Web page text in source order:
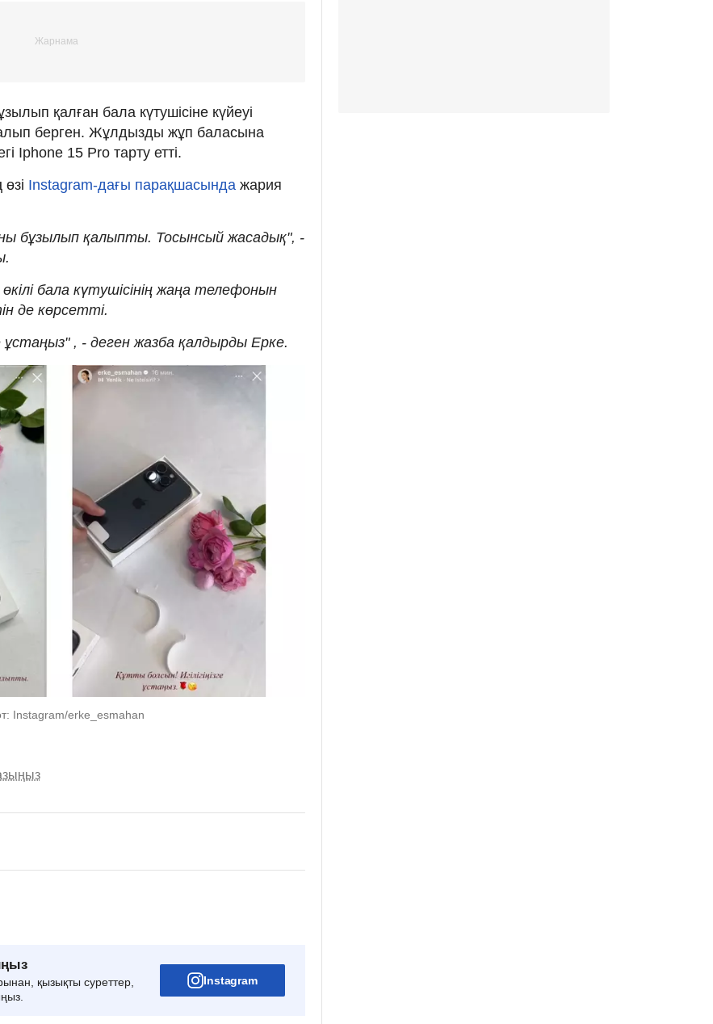
қалған бала күтушісіне күйеуі
берген. Жұлдызды жұп баласына
Iphone 15 Pro тарту етті.
Instagram-дағы парақшасында жария
бұзылып қалыпты. Тосынсый жасадық", -
бала күтушісінің жаңа телефонын
де көрсетті.
ұстаңыз" , - деген жазба қалдырды Ерке.
Instagram/erke_esmahan
қызықты суреттер,
Instagram